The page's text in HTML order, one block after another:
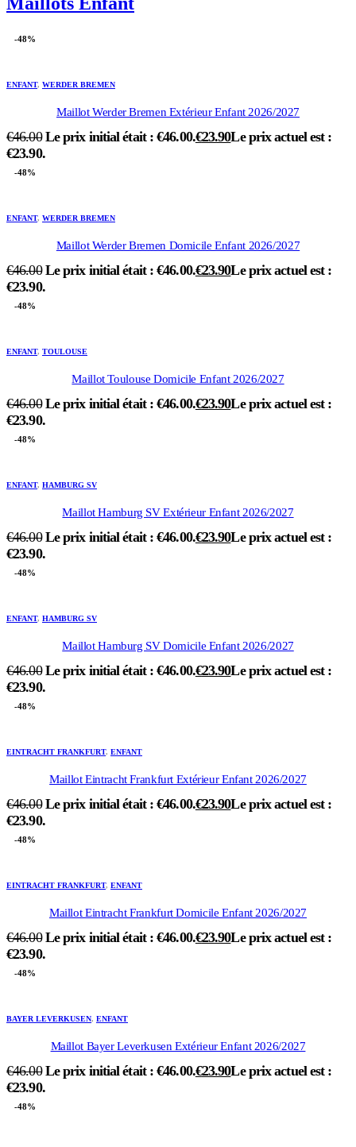
-48%
ENFANT, WERDER BREMEN
Maillot Werder Bremen Extérieur Enfant 2026/2027
€46.00 Le prix initial était : €46.00.€23.90Le prix actuel est :
€23.90.
-48%
ENFANT, WERDER BREMEN
Maillot Werder Bremen Domicile Enfant 2026/2027
€46.00 Le prix initial était : €46.00.€23.90Le prix actuel est :
€23.90.
-48%
ENFANT, TOULOUSE
Maillot Toulouse Domicile Enfant 2026/2027
€46.00 Le prix initial était : €46.00.€23.90Le prix actuel est :
€23.90.
-48%
ENFANT, HAMBURG SV
Maillot Hamburg SV Extérieur Enfant 2026/2027
€46.00 Le prix initial était : €46.00.€23.90Le prix actuel est :
€23.90.
-48%
ENFANT, HAMBURG SV
Maillot Hamburg SV Domicile Enfant 2026/2027
€46.00 Le prix initial était : €46.00.€23.90Le prix actuel est :
€23.90.
-48%
EINTRACHT FRANKFURT, ENFANT
Maillot Eintracht Frankfurt Extérieur Enfant 2026/2027
€46.00 Le prix initial était : €46.00.€23.90Le prix actuel est :
€23.90.
-48%
EINTRACHT FRANKFURT, ENFANT
Maillot Eintracht Frankfurt Domicile Enfant 2026/2027
€46.00 Le prix initial était : €46.00.€23.90Le prix actuel est :
€23.90.
-48%
BAYER LEVERKUSEN, ENFANT
Maillot Bayer Leverkusen Extérieur Enfant 2026/2027
€46.00 Le prix initial était : €46.00.€23.90Le prix actuel est :
€23.90.
-48%